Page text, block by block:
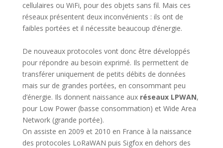
cellulaires ou WiFi, pour des objets sans fil. Mais ces
réseaux présentent deux inconvénients : ils ont de
faibles portées et il nécessite beaucoup d’énergie.
De nouveaux protocoles vont donc être développés
pour répondre au besoin exprimé. Ils permettent de
transférer uniquement de petits débits de données
mais sur de grandes portées, en consommant peu
d’énergie. Ils donnent naissance auxréseaux LPWAN,
pour Low Power (basse consommation) et Wide Area
Network (grande portée).
On assiste en 2009 et 2010 en France à la naissance
des protocoles LoRaWAN puis Sigfox en dehors des